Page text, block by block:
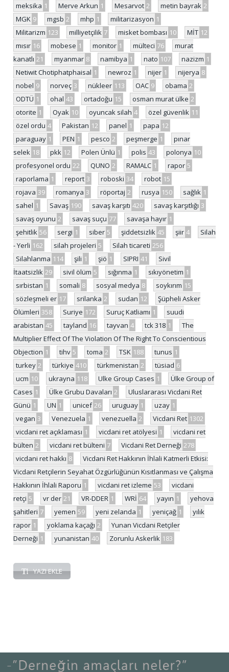
meksika 1 Merve Arkun 1 Mesarvot 2 metin bayrak 2
MGK 9 mgsb 2 mhp 1 militarizasyon 1
Militarizm 123 milliyetçilik 7 misket bombası 10 MİT 12
mısır 16 mobese 1 monitor 1 mülteci 76
murat
kanatlı 21 myanmar 8 namibya 1 nato 107 nazizm 1
Netiwit Chotiphatphaisal 1 newroz 1 nijer 1 nijerya 8
nobel 9 norveç 3 nükleer 113 OAC 9 obama 2
ODTÜ 1 ohal 43 ortadoğu 15 osman murat ülke 2
otorite 1 Oyak 10 oyuncak silah 4 özel güvenlik 11
özel ordu 4 Pakistan 12 panel 1 papa 12
paraguay 1 PEN 1 pesco 2 peşmerge 1
pınar
selek 18 pkk 12 Polen Ünlü 1 polis 43 polonya 10
profesyonel ordu 22 QUNO 2 RAMALC 1 rapor 5
raporlama 1 report 3 roboski 34 robot 15
rojava 39 romanya 3 röportaj 2 rusya 150 sağlık 1
sahel 1 Savaş 190 savaş karşıtı 420 savaş karşıtlığı 3
savaş oyunu 2 savaş suçu 77 savaşa hayır 1
şehitlik 56 sergi 1 siber 5 şiddetsizlik 45 şiir 4
Silah
- Yerli 162 silah projeleri 5 Silah ticareti 256
Silahlanma 114 şili 1 şiö 1 SIPRI 41
Sivil
İtaatsizlik 29 sivil ölüm 5 sığınma 1 sıkıyönetim 1
sırbistan 1 somali 8 sosyal medya 8 soykırım 15
sözleşmeli er 17 srilanka 2 sudan 12
Şüpheli Asker
Ölümleri 358 Suriye 172 Suruç Katliamı 1
suudi
arabistan 45 tayland 16 tayvan 4 tck 318 1
The
Multiplier Effect Of The Violation Of The Right To Conscientious
Objection 1 tihv 5 toma 2 TSK 188 tunus 1
turkey 2 türkiye 410 türkmenistan 2 tüsiad 6
ucm 10 ukrayna 118 Ulke Group Cases 1
Ülke Group of
Cases 1 Ülke Grubu Davaları 2
Uluslararası Vicdani Ret
Günü 1 UN 1 unicef 26 uruguay 1 uzay 1
vegan 3 Venezuela 1 venezuella 2 Vicdani Ret 1302
vicdani ret açıklaması 1 vicdani ret atölyesi 1
vicdani ret
bülten 2 vicdani ret bülteni 7 Vicdani Ret Derneği 278
vicdani ret hakkı 8
Vicdani Ret Hakkının İhlali Katmerli Etkisi:
Vicdani Retçilerin Seyahat Özgürlüğünün Kısıtlanması ve Çalışma
Hakkının İhlali Raporu 1 vicdani ret izleme 53
vicdani
retçi 5 vr der 21 VR-DDER 1 WRİ 64 yayın 1
yehova
şahitleri 7 yemen 59 yeni zelanda 1 yeniçağ 1
yılık
rapor 1 yoklama kaçağı 2
Yunan Vicdani Retçiler
Derneği 1 yunanistan 40 Zorunlu Askerlik 183
YAZI EKLE